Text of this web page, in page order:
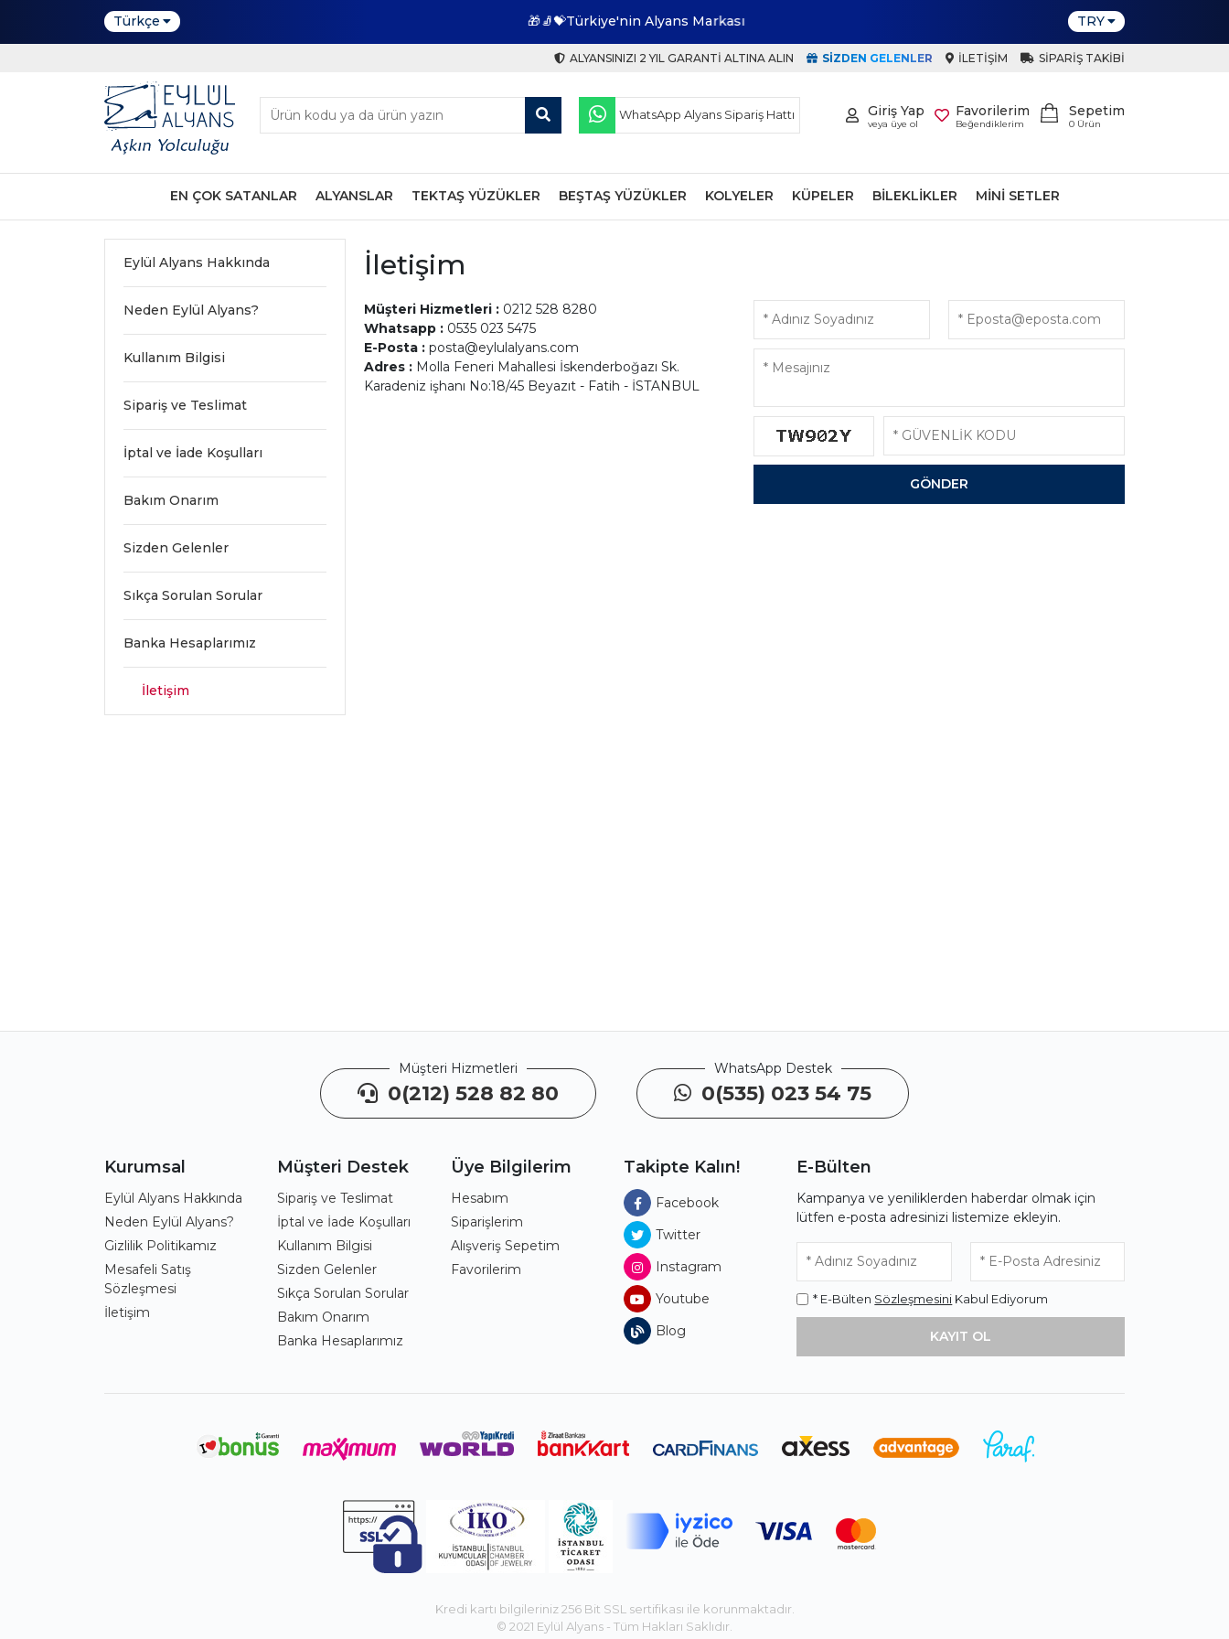
Türkçe 🎁🧦💝Türkiye'nin Alyans Markası TRY
ALYANSINIZI 2 YIL GARANTI ALTINA ALIN SIZDEN GELENLER İLETIŞIM SIPARIŞ TAKIBI
Sepetim
0 Ürün
Favorilerim
Beğendiklerim
Giriş Yap
veya üye ol
WhatsApp Alyans Sipariş Hattı
EN ÇOK SATANLAR ALYANSLAR TEKTAŞ YÜZÜKLER BEŞTAŞ YÜZÜKLER KOLYELER KÜPELER BILEKLIKLER MINI SETLER
Eylül Alyans Hakkında
Neden Eylül Alyans?
Kullanım Bilgisi
Sipariş ve Teslimat
İptal ve İade Koşulları
Bakım Onarım
Sizden Gelenler
Sıkça Sorulan Sorular
Banka Hesaplarımız
İletişim
İletişim
Müşteri Hizmetleri : 0212 528 8280
Whatsapp : 0535 023 5475
E-Posta : posta@eylulalyans.com
Adres : Molla Feneri Mahallesi İskenderboğazı Sk.
Karadeniz işhanı No:18/45 Beyazıt - Fatih - İSTANBUL
GÖNDER
Müşteri Hizmetleri
0(212) 528 82 80
WhatsApp Destek
0(535) 023 54 75
Kurumsal
Eylül Alyans Hakkında
Neden Eylül Alyans?
Gizlilik Politikamız
Mesafeli Satış
Sözleşmesi
İletişim
Müşteri Destek
Sipariş ve Teslimat
İptal ve İade Koşulları
Kullanım Bilgisi
Sizden Gelenler
Sıkça Sorulan Sorular
Bakım Onarım
Banka Hesaplarımız
Üye Bilgilerim
Hesabım
Siparişlerim
Alışveriş Sepetim
Favorilerim
Takipte Kalın!
Facebook
Twitter
Instagram
Youtube
Blog
E-Bülten
Kampanya ve yeniliklerden haberdar olmak için
lütfen e-posta adresinizi listemize ekleyin.
* E-Bülten Sözleşmesini Kabul Ediyorum
Kredi kartı bilgileriniz 256 Bit SSL sertifikası ile korunmaktadır.
© 2021 Eylül Alyans - Tüm Hakları Saklıdır.